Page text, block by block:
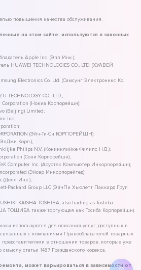
повышения качества обслуживания.
на этом сайте, используются в законных
Apple Inc. (Эпл Инк.);
HUAWEI TECHNOLOGIES CO., LTD. (ХУАВЕЙ
Electronics Co. Ltd. (Самсунг Электроникс Ко.,
TECHNOLOGY CO., LTD.;
Corporation (Нокиа Корпорейшн);
(Beijing) Limited;
Inc.;
(Эйч-Ти-Си КОРПОРЕЙШН);
Корп.);
Philips N.V. (Конинклийке Филипс Н.В.);
(Сони Корпорейшн);
Computer Inc. (Асустек Компьютер Инкорпорейшн);
(Эйсер Инкорпорейтед);
Инк.);
Packard Group LLC (ЭйчПи Хьюлетт Паккард Груп
KAISHA TOSHIBA, also trading as Toshiba
также торгующая как Тосиба Корпорейшн).
используются для описания услуг, доступных в
с компаниями Правообладателей товарных
в отношении товаров, которые уже
статьи 1487 Гражданского кодекса.
может варьироваться в зависимости от